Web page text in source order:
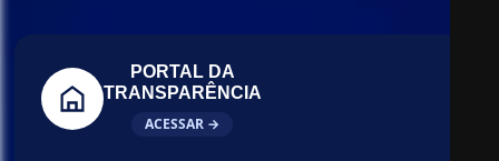
PORTAL DA
TRANSPARÊNCIA
ACESSAR →